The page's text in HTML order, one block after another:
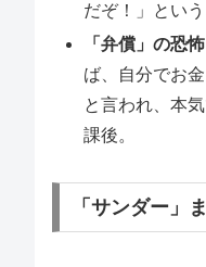
だぞ！」とい
「弁償」の恐怖
ば、自分でお
と言われ、本
課後。
「サンダー」